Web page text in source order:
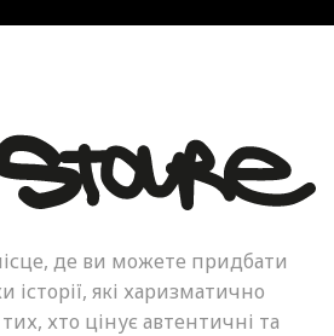
де ви можете придбати
які харизматично
хто цінує автентичні та